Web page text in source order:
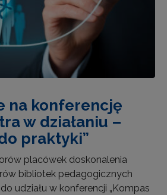
na konferencję
w działaniu –
praktyki”
placówek doskonalenia
bibliotek pedagogicznych
udziału w konferencji „Kompas